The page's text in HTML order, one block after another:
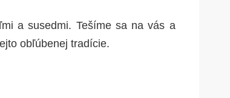
a susedmi. Tešíme sa na vás a
obľúbenej tradície.